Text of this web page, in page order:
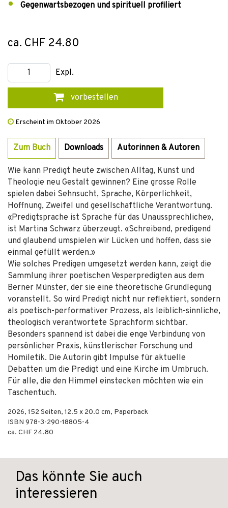
Gegenwartsbezogen und spirituell profiliert
ca. CHF 24.80
Expl.
vorbestellen
Erscheint im Oktober 2026
Zum Buch Downloads Autorinnen & Autoren
Wie kann Predigt heute zwischen Alltag, Kunst und
Theologie neu Gestalt gewinnen? Eine grosse Rolle
spielen dabei Sehnsucht, Sprache, Körperlichkeit,
Hoffnung, Zweifel und gesellschaftliche Verantwortung.
«Predigtsprache ist Sprache für das Unaussprechliche»,
ist Martina Schwarz überzeugt. «Schreibend, predigend
und glaubend umspielen wir Lücken und hoffen, dass sie
einmal gefüllt werden.»
Wie solches Predigen umgesetzt werden kann, zeigt die
Sammlung ihrer poetischen Vesperpredigten aus dem
Berner Münster, der sie eine theoretische Grundlegung
voranstellt. So wird Predigt nicht nur reflektiert, sondern
als poetisch-performativer Prozess, als leiblich-sinnliche,
theologisch verantwortete Sprachform sichtbar.
Besonders spannend ist dabei die enge Verbindung von
persönlicher Praxis, künstlerischer Forschung und
Homiletik. Die Autorin gibt Impulse für aktuelle
Debatten um die Predigt und eine Kirche im Umbruch.
Für alle, die den Himmel einstecken möchten wie ein
Taschentuch.
2026, 152 Seiten, 12.5 x 20.0 cm, Paperback
ISBN 978-3-290-18805-4
ca. CHF 24.80
Das könnte Sie auch
interessieren